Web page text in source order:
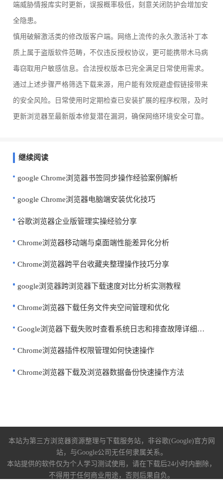
端威胁情报库实时更新，误报概率极低，刻意关闭防护会增加安
全隐患。
慎用破解激活类的修改版客户端。网络上流传的永久激活补丁本
质上属于盗版软件范畴，不仅违反授权协议，更可能携带木马病
毒窃取用户敏感信息。合法授权版本已完全满足日常使用需求。
通过上述步骤严格筛选下载来源，用户能有效规避虚假链接带来
的安全风险。日常使用时定期检查已安装扩展的程序权限，及时
更新浏览器至最新版本修复潜在漏洞，确保网络环境安全可靠。
继续阅读
google Chrome浏览器书签同步操作经验案例解析
google Chrome浏览器电脑端安装优化技巧
谷歌浏览器企业版管理实操经验分享
Chrome浏览器移动端与桌面端性能差异化分析
Chrome浏览器跨平台收藏夹整理操作技巧分享
google浏览器跨浏览器下载速度对比分析实测教程
Chrome浏览器下载任务文件夹空间管理和优化
Google浏览器下载失败时查看系统日志和排查故障详细讲解
Chrome浏览器插件权限管理如何快速操作
Chrome浏览器下载及浏览器数据备份快速操作方法
本站为第三方浏览器资源整理与下载服务站，非谷歌(Google)官方网
站，与Google公司无任何隶属关系。
本站提供的软件仅为个人学习测试使用，请在下载后24小时内删除，
不得用于任何商业用途，否则后果自负。